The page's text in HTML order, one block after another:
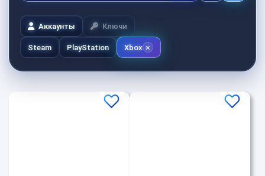
Аккаунты Ключи
Steam PlayStation Xbox